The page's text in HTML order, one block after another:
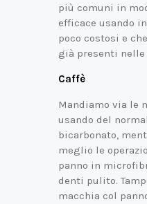
più comuni in
efficace usando
poco costosi e
già presenti nelle
Caffè
Mandiamo via le
usando del
bicarbonato,
meglio le
panno in
denti pulito.
macchia col